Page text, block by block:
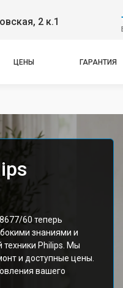
2 к.1
ЦЕНЫ ГАРАНТИЯ
60 теперь
знаниями и
техники Philips. Мы
и доступные цены.
вашего